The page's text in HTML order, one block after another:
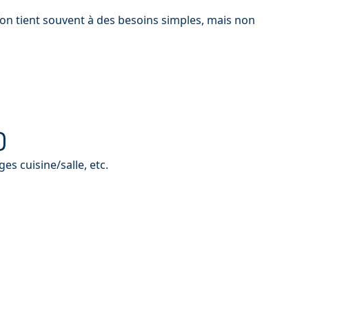
tient souvent à des besoins simples, mais non
cuisine/salle, etc.